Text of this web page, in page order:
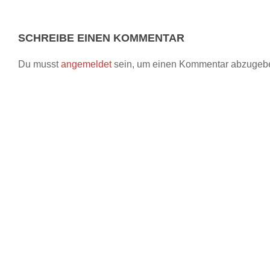
SCHREIBE EINEN KOMMENTAR
Du musstangemeldetsein, um einen Kommentar